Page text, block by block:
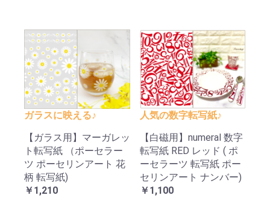
ガラスに映える♪
【ガラス用】マーガレッ
ト転写紙 （ポーセラー
ツ ポーセリンアート 花
柄 転写紙)
￥1,210
人気の数字転写紙♪
【白磁用】numeral 数字
転写紙 RED レッド ( ポ
ーセラーツ 転写紙 ポー
セリンアート ナンバー)
￥1,100